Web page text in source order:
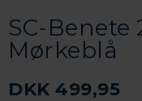
SC-Benete
Mørkeblå
DKK 499,95